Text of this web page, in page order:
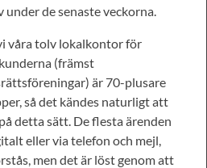
de senaste veckorna.
våra tolv lokalkontor för
(främst
är 70-plusare
så det kändes naturligt att
detta sätt. De flesta ärenden
eller via telefon och mejl,
men det är löst genom att